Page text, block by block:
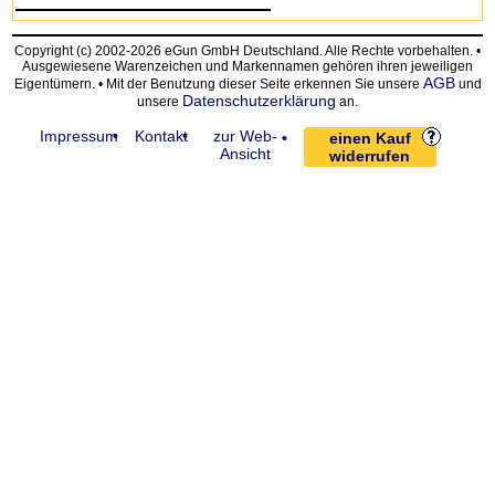
Copyright (c) 2002-2026 eGun GmbH Deutschland. Alle Rechte vorbehalten. •
Ausgewiesene Warenzeichen und Markennamen gehören ihren jeweiligen
Eigentümern. • Mit der Benutzung dieser Seite erkennen Sie unsere AGBund
unsere Datenschutzerklärung an.
Impressum Kontakt
zur Web-
Ansicht
einen Kauf
widerrufen